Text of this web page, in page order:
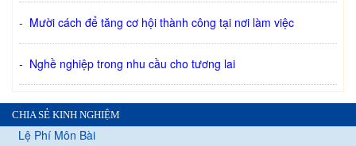
- Mười cách để tăng cơ hội thành công tại nơi làm việc
- Nghề nghiệp trong nhu cầu cho tương lai
CHIA SẺ KINH NGHIỆM
Lệ Phí Môn Bài